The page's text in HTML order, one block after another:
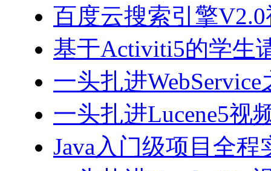
百度云搜索引擎
基于Activiti5的学生
一头扎进
一头扎进Lucene5视
Java入门级项目全程